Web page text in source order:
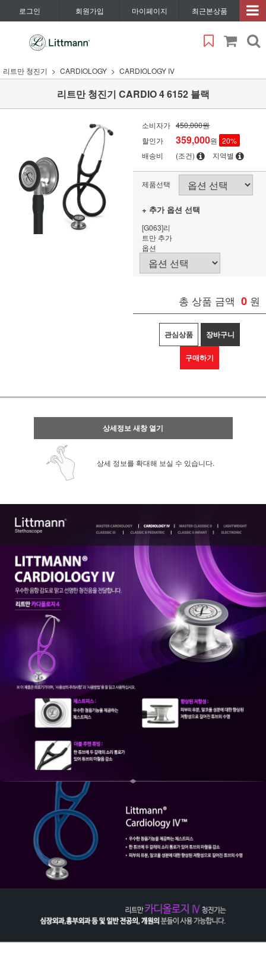
로그인 회원가입 마이페이지 최근본상품
리트만 청진기 CARDIOLOGY CARDIOLOGY IV
리트만 청진기 CARDIO 4 6152 블랙
소비자가 450,000원
할인가
359,000원 20%
배송비
(조건) 지역별
제품선택
+ 추가 옵션 선택
[G063]리
트만 추가
옵션
총 상품 금액 0 원
관심상품 장바구니
구매하기
상세정보 새창 열기
상세 정보를 확대해 보실 수 있습니다.